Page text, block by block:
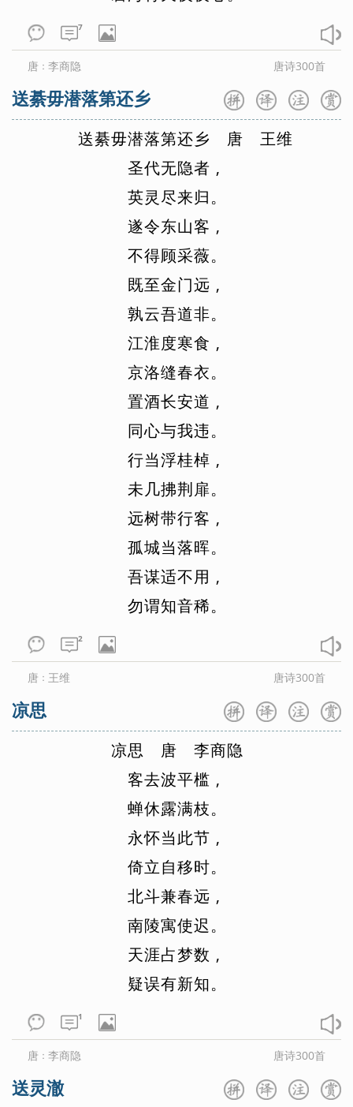
7
唐 ： 李商隐 唐诗300首
送綦毋潜落第还乡
送綦毋潜落第还乡 唐 王维
圣代无隐者 ,
英灵尽来归。
遂令东山客 ,
不得顾采薇。
既至金门远 ,
孰云吾道非。
江淮度寒食 ,
京洛缝春衣。
置酒长安道 ,
同心与我违。
行当浮桂棹 ,
未几拂荆扉。
远树带行客 ,
孤城当落晖。
吾谋适不用 ,
勿谓知音稀。
2
唐 ： 王维 唐诗300首
凉思
凉思 唐 李商隐
客去波平槛 ,
蝉休露满枝。
永怀当此节 ,
倚立自移时。
北斗兼春远 ,
南陵寓使迟。
天涯占梦数 ,
疑误有新知。
1
唐 ： 李商隐 唐诗300首
送灵澈